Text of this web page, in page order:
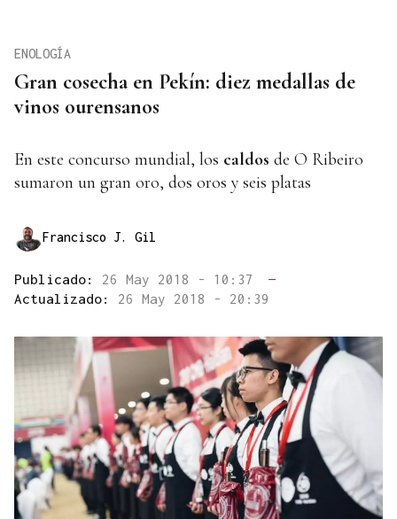
Gran cosecha en Pekín: diez medallas de
vinos ourensanos
ENOLOGÍA
En este concurso mundial, los caldos de O Ribeiro
sumaron un gran oro, dos oros y seis platas
Francisco J. Gil
Publicado: 26 May 2018 - 10:37
—
Actualizado: 26 May 2018 - 20:39